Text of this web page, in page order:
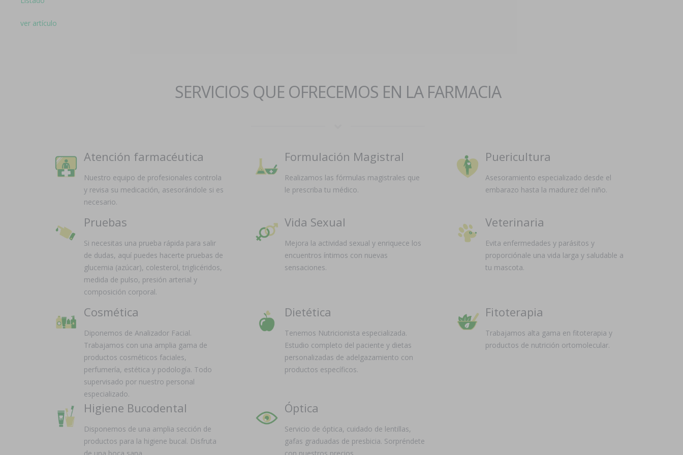
ver artículo
SERVICIOS QUE OFRECEMOS EN LA FARMACIA
Atención farmacéutica
Nuestro equipo de profesionales controla
y revisa su medicación, asesorándole si es
necesario.
Formulación Magistral
Realizamos las fórmulas magistrales que
le prescriba tu médico.
Puericultura
Asesoramiento especializado desde el
embarazo hasta la madurez del niño.
Pruebas
Si necesitas una prueba rápida para salir
de dudas, aquí puedes hacerte pruebas de
glucemia (azúcar), colesterol, triglicéridos,
medida de pulso, presión arterial y
composición corporal.
Vida Sexual
Mejora la actividad sexual y enriquece los
encuentros íntimos con nuevas
sensaciones.
Veterinaria
Evita enfermedades y parásitos y
proporciónale una vida larga y saludable a
tu mascota.
Cosmética
Diponemos de Analizador Facial.
Trabajamos con una amplia gama de
productos cosméticos faciales,
perfumería, estética y podología. Todo
supervisado por nuestro personal
especializado.
Dietética
Tenemos Nutricionista especializada.
Estudio completo del paciente y dietas
personalizadas de adelgazamiento con
productos específicos.
Fitoterapia
Trabajamos alta gama en fitoterapia y
productos de nutrición ortomolecular.
Higiene Bucodental
Disponemos de una amplia sección de
productos para la higiene bucal. Disfruta
Óptica
Servicio de óptica, cuidado de lentillas,
gafas graduadas de presbicia. Sorpréndete